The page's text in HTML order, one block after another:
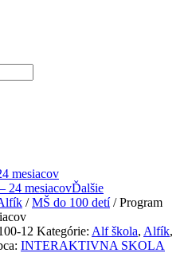
mesiacov
24 mesiacovĎalšie
/MŠ do 100 detí/ Program
12 Kategórie: Alf škola, Alfík,
INTERAKTIVNA SKOLA